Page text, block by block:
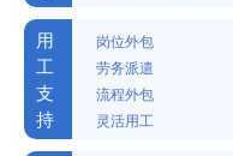
用
工
支
持
岗位外包
劳务派遣
流程外包
灵活用工